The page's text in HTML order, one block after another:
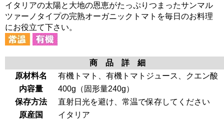
イタリアの太陽と大地の恩恵がたっぷりつまったサンマル
ツァーノタイプの完熟オーガニックトマトを毎日のお料理
にお役立て下さい。
商 品 詳 細
原材料名
有機トマト、有機トマトジュース、クエン酸
内容量
400g（固形量240g）
保存方法
直射日光を避け、常温で保存してください
原産国
イタリア